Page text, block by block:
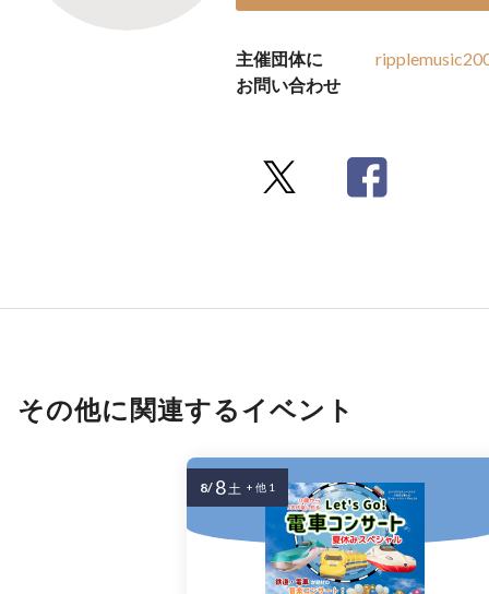
主催団体に
お問い合わせ
その他に関連するイベント
8/ 8土 + 他 1